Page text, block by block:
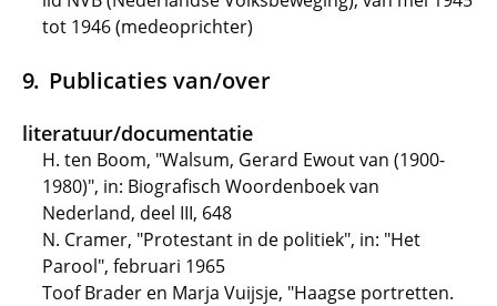
tot 1946 (medeoprichter)
Publicaties van/over
literatuur/documentatie
H. ten Boom, "Walsum, Gerard Ewout van (1900-
1980)", in: Biografisch Woordenboek van
Nederland, deel III, 648
N. Cramer, "Protestant in de politiek", in: "Het
Parool", februari 1965
Toof Brader en Marja Vuijsje, "Haagse portretten.